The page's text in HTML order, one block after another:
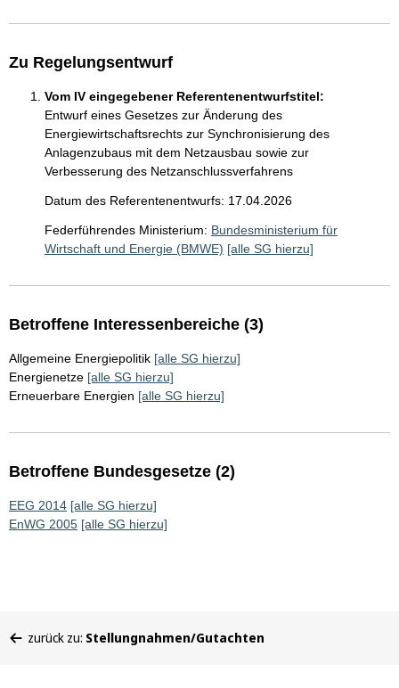
Zu Regelungsentwurf
Vom IV eingegebener Referentenentwurfstitel:
Entwurf eines Gesetzes zur Änderung des
Energiewirtschaftsrechts zur Synchronisierung des
Anlagenzubaus mit dem Netzausbau sowie zur
Verbesserung des Netzanschlussverfahrens
Datum des Referentenentwurfs: 17.04.2026
Federführendes Ministerium: Bundesministerium für
Wirtschaft und Energie (BMWE) [alle SG hierzu]
Betroffene Interessenbereiche (3)
Allgemeine Energiepolitik [alle SG hierzu]
Energienetze [alle SG hierzu]
Erneuerbare Energien [alle SG hierzu]
Betroffene Bundesgesetze (2)
EEG 2014 [alle SG hierzu]
EnWG 2005 [alle SG hierzu]
befinden
zurück zu: Stellungnahmen/Gutachten